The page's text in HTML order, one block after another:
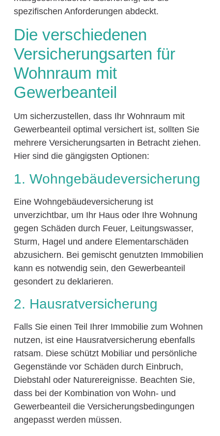
spezifischen Anforderungen abdeckt.
Die verschiedenen
Versicherungsarten für
Wohnraum mit
Gewerbeanteil
Um sicherzustellen, dass Ihr Wohnraum mit
Gewerbeanteil optimal versichert ist, sollten Sie
mehrere Versicherungsarten in Betracht ziehen.
Hier sind die gängigsten Optionen:
1. Wohngebäudeversicherung
Eine Wohngebäudeversicherung ist
unverzichtbar, um Ihr Haus oder Ihre Wohnung
gegen Schäden durch Feuer, Leitungswasser,
Sturm, Hagel und andere Elementarschäden
abzusichern. Bei gemischt genutzten Immobilien
kann es notwendig sein, den Gewerbeanteil
gesondert zu deklarieren.
2. Hausratversicherung
Falls Sie einen Teil Ihrer Immobilie zum Wohnen
nutzen, ist eine Hausratversicherung ebenfalls
ratsam. Diese schützt Mobiliar und persönliche
Gegenstände vor Schäden durch Einbruch,
Diebstahl oder Naturereignisse. Beachten Sie,
dass bei der Kombination von Wohn- und
Gewerbeanteil die Versicherungsbedingungen
angepasst werden müssen.